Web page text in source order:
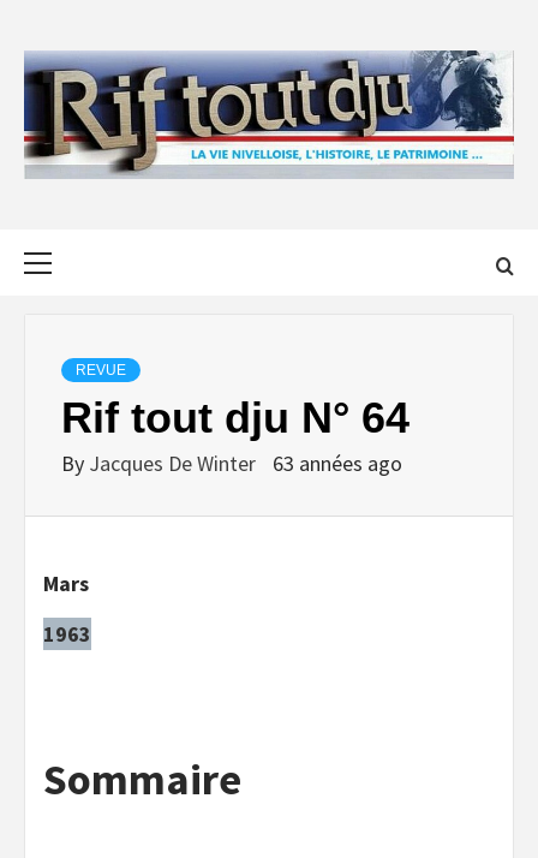
content
REVUE
Rif tout dju N° 64
By Jacques De Winter 63 années ago
Mars
1963
Sommaire